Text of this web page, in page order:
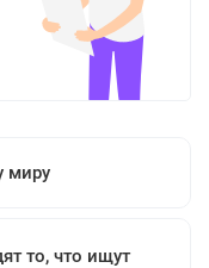
миру
то, что ищут